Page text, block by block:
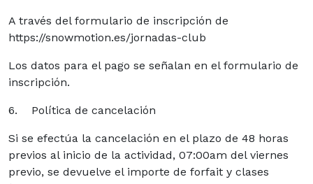
A través del formulario de inscripción de
https://snowmotion.es/jornadas-club
Los datos para el pago se señalan en el formulario de
inscripción.
6. Política de cancelación
Si se efectúa la cancelación en el plazo de 48 horas
previos al inicio de la actividad, 07:00am del viernes
previo, se devuelve el importe de forfait y clases